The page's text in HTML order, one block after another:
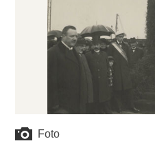
Foto